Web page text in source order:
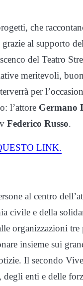
che
grazie al supporto
del Teatro
meritevoli,
per
l’attore Germano
Federico Russo.
LINK.
al centro
civile e della
organizzazioni tre
insieme sui
Il secondo
degli enti e delle